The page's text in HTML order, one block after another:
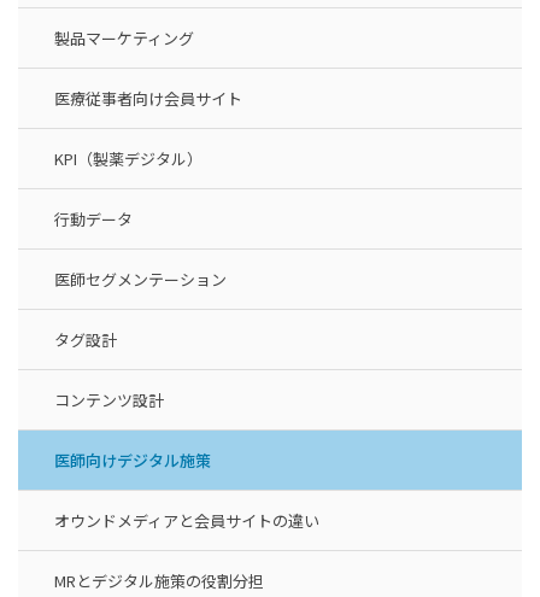
製品マーケティング
医療従事者向け会員サイト
KPI（製薬デジタル）
行動データ
医師セグメンテーション
タグ設計
コンテンツ設計
医師向けデジタル施策
オウンドメディアと会員サイトの違い
MRとデジタル施策の役割分担